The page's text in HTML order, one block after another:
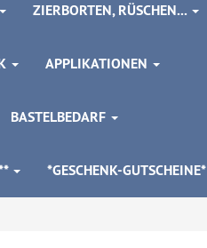
ZIERBORTEN, RÜSCHEN...
APPLIKATIONEN
BASTELBEDARF
*GESCHENK-GUTSCHEINE*